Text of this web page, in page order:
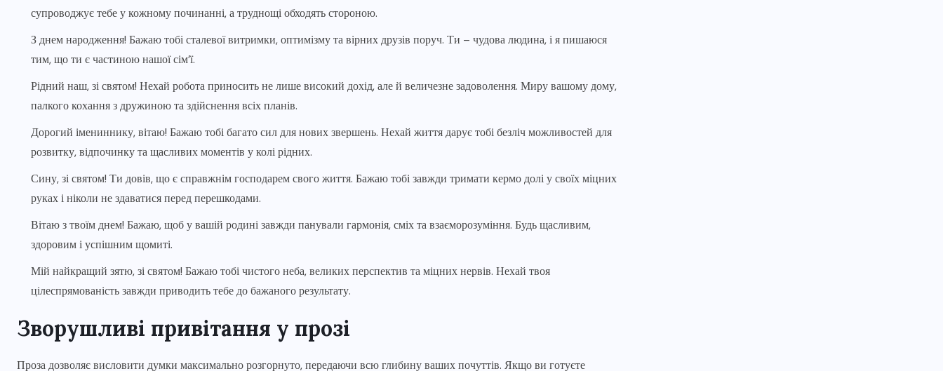
супроводжує тебе у кожному починанні, а труднощі обходять стороною.
З днем народження! Бажаю тобі сталевої витримки, оптимізму та вірних друзів поруч. Ти – чудова людина, і я пишаюся
тим, що ти є частиною нашої сім’ї.
Рідний наш, зі святом! Нехай робота приносить не лише високий дохід, але й величезне задоволення. Миру вашому дому,
палкого кохання з дружиною та здійснення всіх планів.
Дорогий імениннику, вітаю! Бажаю тобі багато сил для нових звершень. Нехай життя дарує тобі безліч можливостей для
розвитку, відпочинку та щасливих моментів у колі рідних.
Сину, зі святом! Ти довів, що є справжнім господарем свого життя. Бажаю тобі завжди тримати кермо долі у своїх міцних
руках і ніколи не здаватися перед перешкодами.
Вітаю з твоїм днем! Бажаю, щоб у вашій родині завжди панували гармонія, сміх та взаєморозуміння. Будь щасливим,
здоровим і успішним щомиті.
Мій найкращий зятю, зі святом! Бажаю тобі чистого неба, великих перспектив та міцних нервів. Нехай твоя
цілеспрямованість завжди приводить тебе до бажаного результату.
Зворушливі привітання у прозі
Проза дозволяє висловити думки максимально розгорнуто, передаючи всю глибину ваших почуттів. Якщо ви готуєте